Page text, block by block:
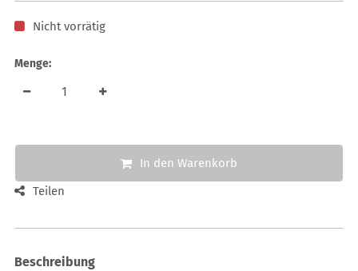
Nicht vorrätig
Menge:
In den Warenkorb
Teilen
Beschreibung